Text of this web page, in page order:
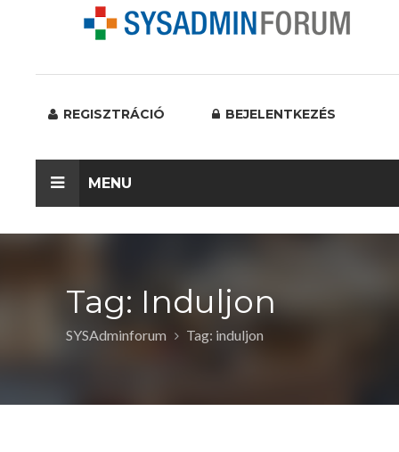
REGISZTRÁCIÓ BEJELENTKEZÉS
MENU
Tag: Induljon
SYSAdminforum Tag: induljon